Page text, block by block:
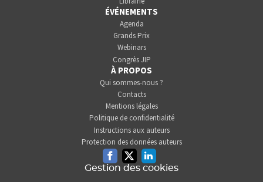
ÉVÉNEMENTS
Agenda
Grands Prix
Webinars
Congrès JIP
À PROPOS
Qui sommes-nous ?
Contacts
Mentions légales
Politique de confidentialité
Instructions aux auteurs
Protection des données auteurs
FacebookTwitterLinkedin
Gestion des cookies